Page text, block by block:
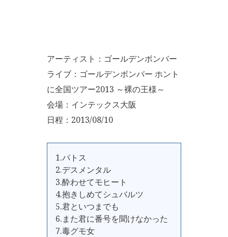
アーティスト：ゴールデンボンバー
ライブ：ゴールデンボンバー ホント
に全国ツアー2013 ～裸の王様～
会場：インテックス大阪
日程：2013/08/10
1.パトス
2.デスメンタル
3.酔わせてモヒート
4.抱きしめてシュバルツ
5.君といつまでも
6.また君に番号を聞けなかった
7.毒グモ女